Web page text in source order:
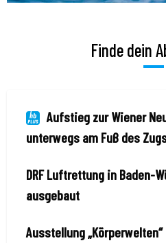
Finde dein
Aufstieg zur Wiener
unterwegs am Fuß des
DRF Luftrettung in Baden-
ausgebaut
Ausstellung